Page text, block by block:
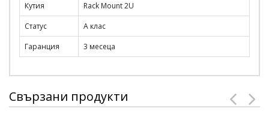
Кутия
Rack Mount 2U
Статус
A клас
Гаранция
3 месеца
Свързани продукти